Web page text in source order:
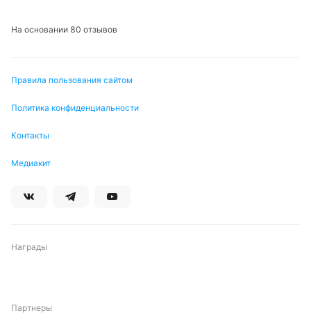
На основании 80 отзывов
Правила пользования сайтом
Политика конфиденциальности
Контакты
Медиакит
Награды
Партнеры